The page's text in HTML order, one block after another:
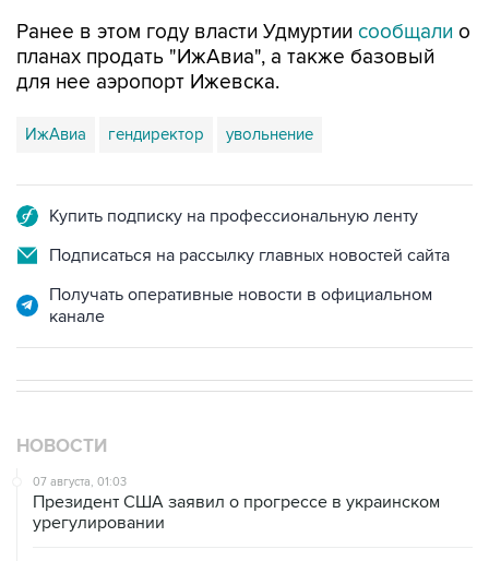
Ранее в этом году власти Удмуртии сообщали о
планах продать "ИжАвиа", а также базовый
для нее аэропорт Ижевска.
ИжАвиа гендиректор увольнение
Купить подписку на профессиональную ленту
Подписаться на рассылку главных новостей сайта
Получать оперативные новости в официальном
канале
НОВОСТИ
07 августа, 01:03
Президент США заявил о прогрессе в украинском
урегулировании